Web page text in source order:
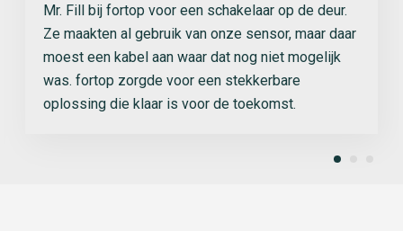
Mr. Fill bij fortop voor een schakelaar op de deur.
Ze maakten al gebruik van onze sensor, maar daar
moest een kabel aan waar dat nog niet mogelijk
was. fortop zorgde voor een stekkerbare
oplossing die klaar is voor de toekomst.